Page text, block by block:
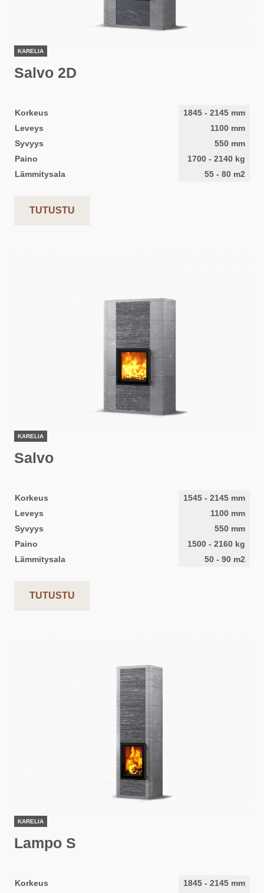
KARELIA
Salvo 2D
Korkeus 1845 - 2145 mm
Leveys
1100 mm
Syvyys
550 mm
Paino
1700 - 2140 kg
Lämmitysala
55 - 80 m2
TUTUSTU
KARELIA
Salvo
Korkeus 1545 - 2145 mm
Leveys
1100 mm
Syvyys
550 mm
Paino
1500 - 2160 kg
Lämmitysala
50 - 90 m2
TUTUSTU
KARELIA
Lampo S
Korkeus 1845 - 2145 mm